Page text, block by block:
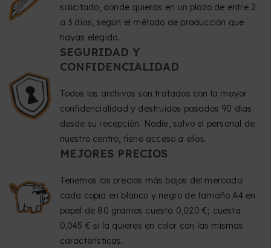
solicitado, donde quieras en un plazo de entre 2
a 3 días, según el método de producción que
hayas elegido.
SEGURIDAD Y
CONFIDENCIALIDAD
Todos los archivos son tratados con la mayor
confidencialidad y destruidos pasados 90 días
desde su recepción. Nadie, salvo el personal de
nuestro centro, tiene acceso a ellos.
MEJORES PRECIOS
Tenemos los precios más bajos del mercado:
cada copia en blanco y negro de tamaño A4 en
papel de 80 gramos cuesta 0,020 €; cuesta
0,045 € si la quieres en color con las mismas
características.